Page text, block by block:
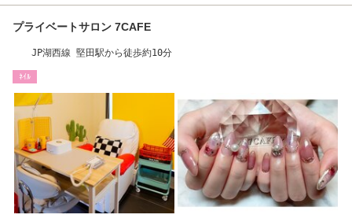
プライベートサロン 7CAFE
JP湖西線 堅田駅から徒歩約10分
ﾈｲﾙ